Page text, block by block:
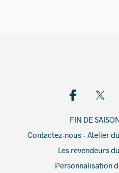
FIN DE
Contactez-nous – Atelier
Les revendeurs
Personnalisation